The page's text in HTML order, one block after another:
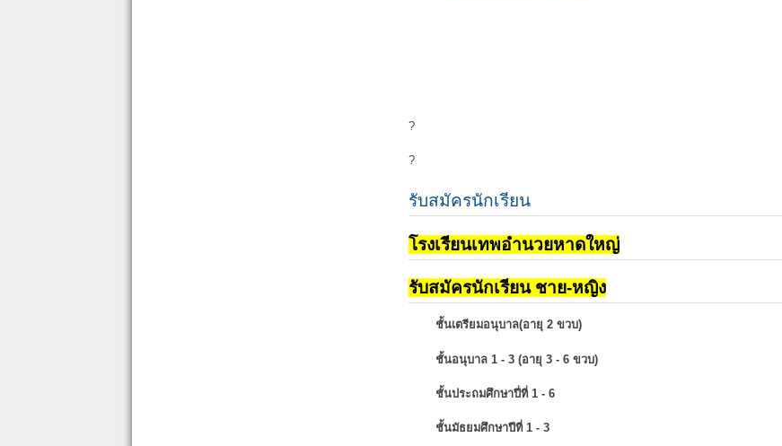
?
?
รับสมัครนักเรียน
โรงเรียนเทพอำนวยหาดใหญ่
รับสมัครนักเรียน ชาย-หญิง
ชั้นเตรียมอนุบาล(อายุ 2 ขวบ)
ชั้นอนุบาล 1 - 3 (อายุ 3 - 6 ขวบ)
ชั้นประถมศึกษาปี่ที่ 1 - 6
ชั้นมัธยมศึกษาปีที่ 1 - 3